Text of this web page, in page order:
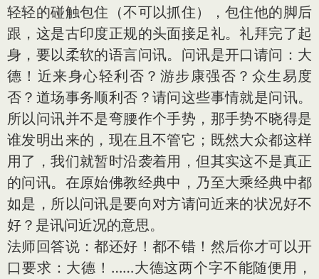
轻轻的碰触包住（不可以抓住），包住他的脚后
跟，这是古印度正规的头面接足礼。礼拜完了起
身，要以柔软的语言问讯。问讯是开口请问：大
德！近来身心轻利否？游步康强否？众生易度
否？道场事务顺利否？请问这些事情就是问讯。
所以问讯并不是弯腰作个手势，那手势不晓得是
谁发明出来的，现在且不管它；既然大众都这样
用了，我们就暂时沿袭着用，但其实这不是真正
的问讯。在原始佛教经典中，乃至大乘经典中都
如是，所以问讯是要向对方请问近来的状况好不
好？是讯问近况的意思。
法师回答说：都还好！都不错！然后你才可以开
口要求：大德！……大德这两个字不能随便用，